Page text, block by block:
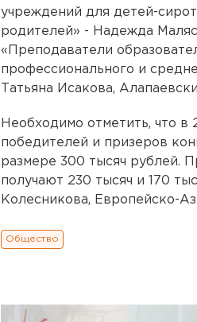
учреждений для детей-
родителей» - Надежда
«Преподаватели
профессионального и
Татьяна Иcакова,
Необходимо отметить, что в
победителей и призеров
размере 300 тысяч рублей.
получают 230 тысяч и 170
Колесникова, Европейско-
Общество